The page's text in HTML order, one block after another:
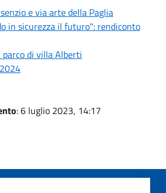
e via arte della Paglia
in sicurezza il futuro": rendiconto
di villa Alberti
: 6 luglio 2023, 14:17